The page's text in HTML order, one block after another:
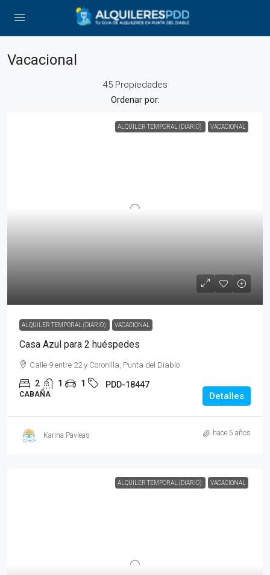
Vacacional
45 Propiedades
Ordenar por:
ALQUILER TEMPORAL (DIARIO) VACACIONAL
ALQUILER TEMPORAL (DIARIO) VACACIONAL
Casa Azul para 2 huéspedes
Calle 9 entre 22 y Coronilla, Punta del Diablo
2 1 1 PDD-18447
CABAÑA Detalles
Karina Pavleas hace 5 años
ALQUILER TEMPORAL (DIARIO) VACACIONAL